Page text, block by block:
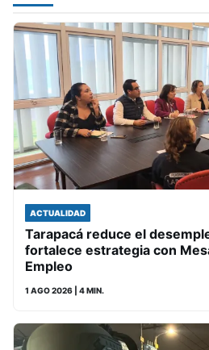
ACTUALIDAD
Tarapacá reduce el
fortalece estrategia con
Empleo
1 AGO 2026 | 4 MIN.